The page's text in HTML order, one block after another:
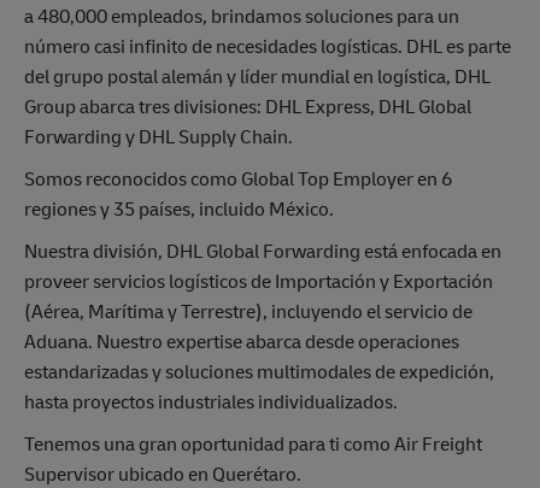
a 480,000 empleados, brindamos soluciones para un
número casi infinito de necesidades logísticas. DHL es parte
del grupo postal alemán y líder mundial en logística, DHL
Group abarca tres divisiones: DHL Express, DHL Global
Forwarding y DHL Supply Chain.
Somos reconocidos como Global Top Employer en 6
regiones y 35 países, incluido México.
Nuestra división, DHL Global Forwarding está enfocada en
proveer servicios logísticos de Importación y Exportación
(Aérea, Marítima y Terrestre), incluyendo el servicio de
Aduana. Nuestro expertise abarca desde operaciones
estandarizadas y soluciones multimodales de expedición,
hasta proyectos industriales individualizados.
Tenemos una gran oportunidad para ti como Air Freight
Supervisor ubicado en Querétaro.